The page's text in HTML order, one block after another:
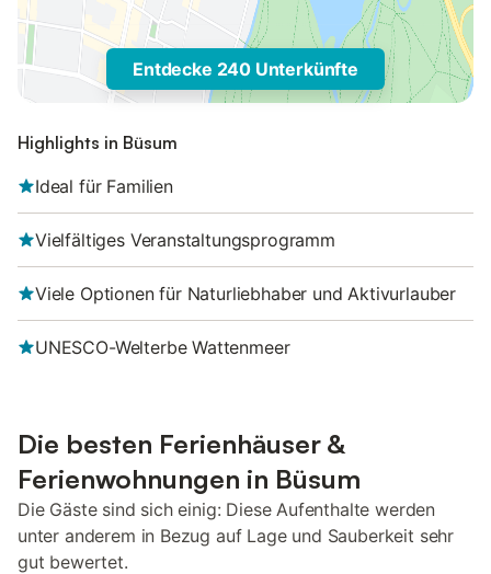
Entdecke 240 Unterkünfte
Highlights in Büsum
Ideal für Familien
Vielfältiges Veranstaltungsprogramm
Viele Optionen für Naturliebhaber und Aktivurlauber
UNESCO-Welterbe Wattenmeer
Die besten Ferienhäuser &
Ferienwohnungen in Büsum
Die Gäste sind sich einig: Diese Aufenthalte werden
unter anderem in Bezug auf Lage und Sauberkeit sehr
gut bewertet.